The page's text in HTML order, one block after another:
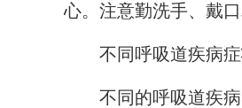
心。注意勤洗手、戴
不同呼吸道疾病
不同的呼吸道疾病